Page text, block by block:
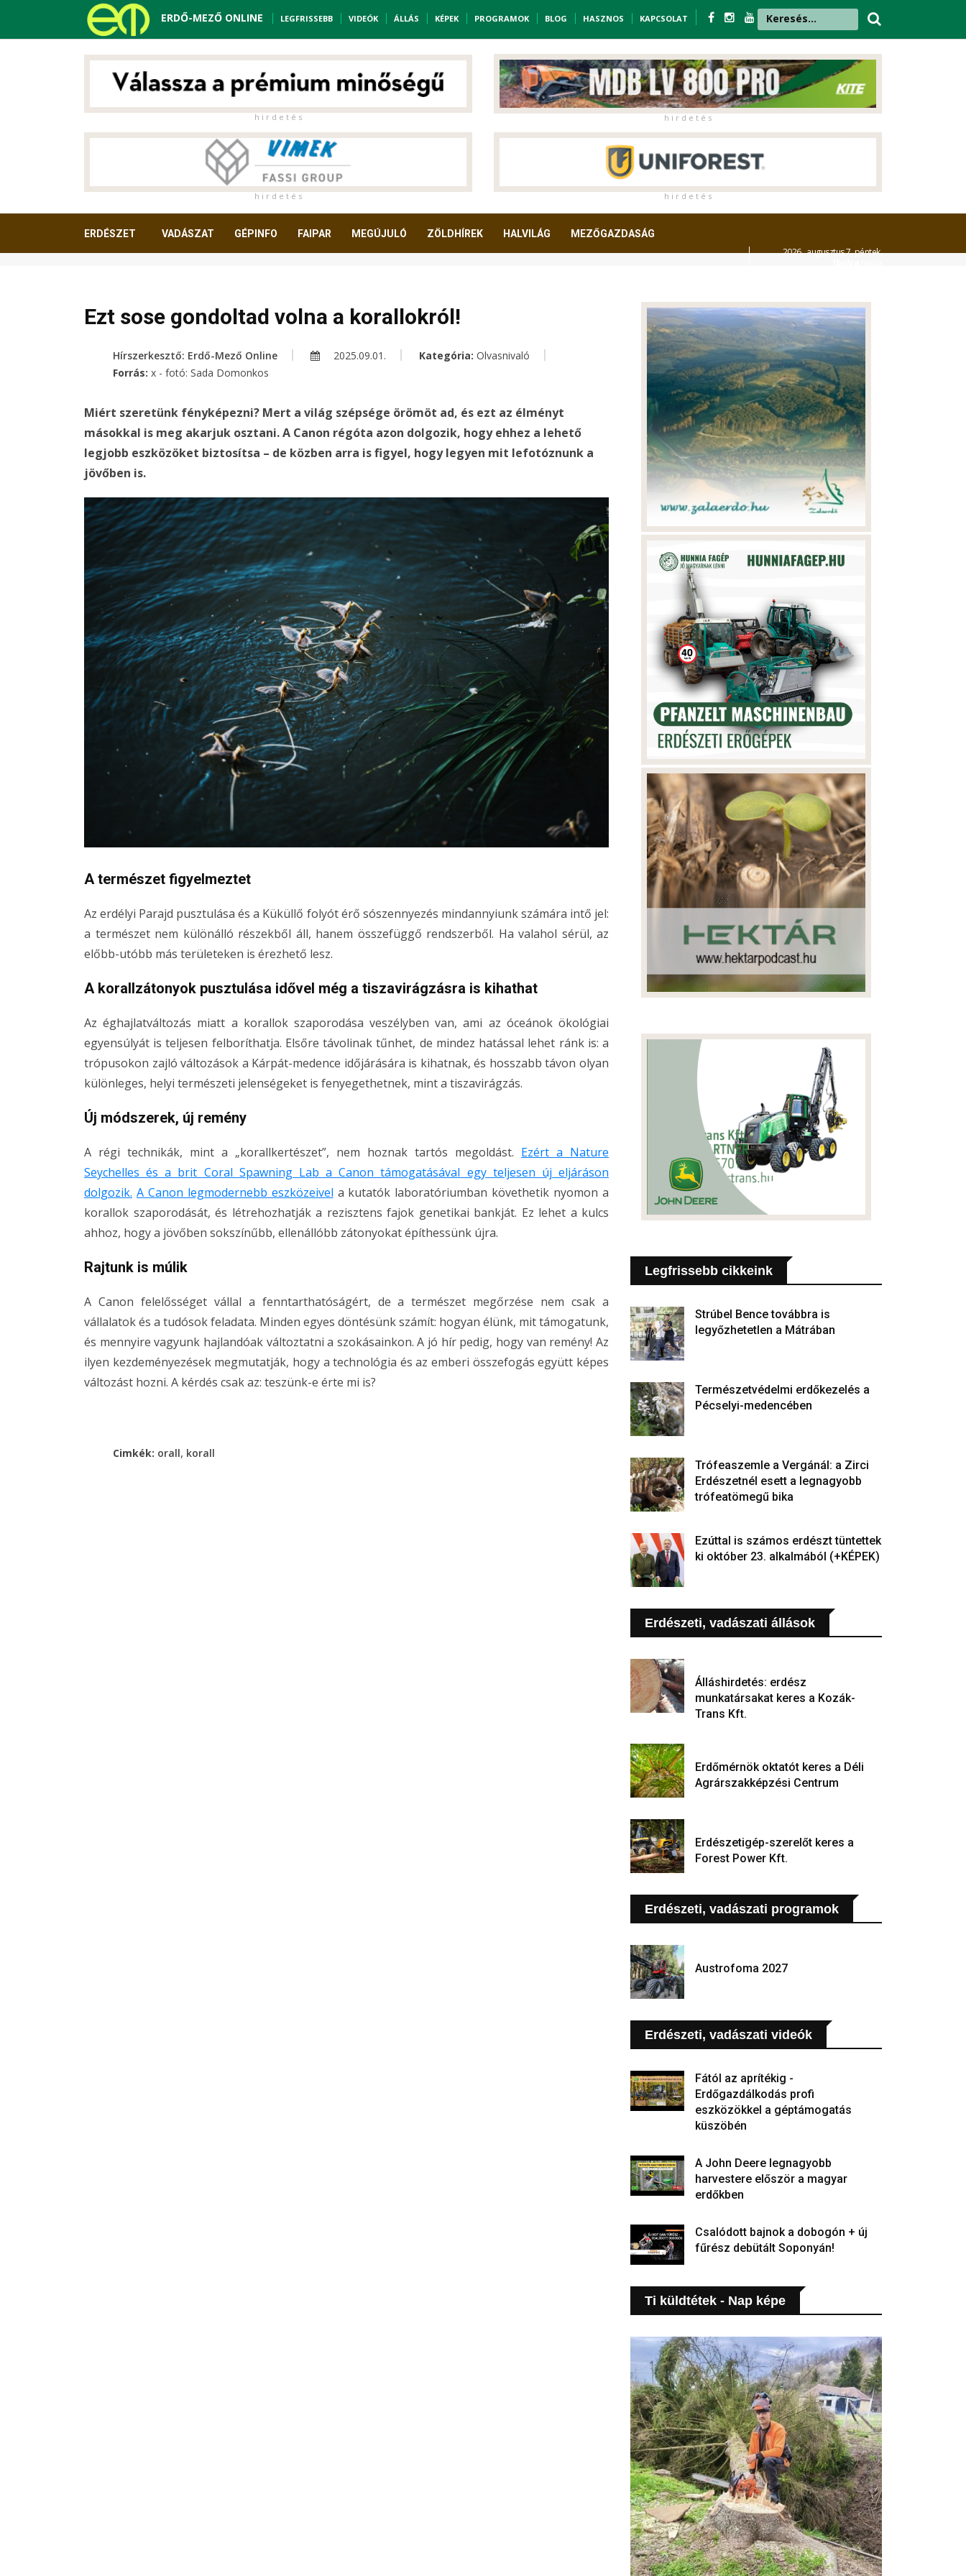
ERDŐ-MEZŐ ONLINE LEGFRISSEBB VIDEÓK ÁLLÁS KÉPEK PROGRAMOK BLOG HASZNOS KAPCSOLAT
h i r d e t é s h i r d e t é s
h i r d e t é s h i r d e t é s
ERDÉSZET VADÁSZAT GÉPINFO FAIPAR MEGÚJULÓ ZÖLDHÍREK HALVILÁG MEZŐGAZDASÁG
2026. augusztus 7. péntek,
Ezt sose gondoltad volna a korallokról!
Hírszerkesztő: Erdő-Mező Online 2025.09.01. Kategória: Olvasnivaló
Forrás: x - fotó: Sada Domonkos
Miért szeretünk fényképezni? Mert a világ szépsége örömöt ad, és ezt az élményt
másokkal is meg akarjuk osztani. A Canon régóta azon dolgozik, hogy ehhez a lehető
legjobb eszközöket biztosítsa – de közben arra is figyel, hogy legyen mit lefotóznunk a
jövőben is.
A természet figyelmeztet
Az erdélyi Parajd pusztulása és a Küküllő folyót érő sószennyezés mindannyiunk számára intő jel:
a természet nem különálló részekből áll, hanem összefüggő rendszerből. Ha valahol sérül, az
előbb-utóbb más területeken is érezhető lesz.
A korallzátonyok pusztulása idővel még a tiszavirágzásra is kihathat
Az éghajlatváltozás miatt a korallok szaporodása veszélyben van, ami az óceánok ökológiai
egyensúlyát is teljesen felboríthatja. Elsőre távolinak tűnhet, de mindez hatással lehet ránk is: a
trópusokon zajló változások a Kárpát-medence időjárására is kihatnak, és hosszabb távon olyan
különleges, helyi természeti jelenségeket is fenyegethetnek, mint a tiszavirágzás.
Új módszerek, új remény
A régi technikák, mint a „korallkertészet”, nem hoznak tartós megoldást. Ezért a Nature
Seychelles és a brit Coral Spawning Lab a Canon támogatásával egy teljesen új eljáráson
dolgozik. A Canon legmodernebb eszközeivel a kutatók laboratóriumban követhetik nyomon a
korallok szaporodását, és létrehozhatják a rezisztens fajok genetikai bankját. Ez lehet a kulcs
ahhoz, hogy a jövőben sokszínűbb, ellenállóbb zátonyokat építhessünk újra.
Rajtunk is múlik
A Canon felelősséget vállal a fenntarthatóságért, de a természet megőrzése nem csak a
vállalatok és a tudósok feladata. Minden egyes döntésünk számít: hogyan élünk, mit támogatunk,
és mennyire vagyunk hajlandóak változtatni a szokásainkon. A jó hír pedig, hogy van remény! Az
ilyen kezdeményezések megmutatják, hogy a technológia és az emberi összefogás együtt képes
változást hozni. A kérdés csak az: teszünk-e érte mi is?
Cimkék: orall, korall
Legfrissebb cikkeink
Strúbel Bence továbbra is
legyőzhetetlen a Mátrában
Természetvédelmi erdőkezelés a
Pécselyi-medencében
Trófeaszemle a Vergánál: a Zirci
Erdészetnél esett a legnagyobb
trófeatömegű bika
Ezúttal is számos erdészt tüntettek
ki október 23. alkalmából (+KÉPEK)
Erdészeti, vadászati állások
Álláshirdetés: erdész
munkatársakat keres a Kozák-
Trans Kft.
Erdőmérnök oktatót keres a Déli
Agrárszakképzési Centrum
Erdészetigép-szerelőt keres a
Forest Power Kft.
Erdészeti, vadászati programok
Austrofoma 2027
Erdészeti, vadászati videók
Fától az aprítékig -
Erdőgazdálkodás profi
eszközökkel a géptámogatás
küszöbén
A John Deere legnagyobb
harvestere először a magyar
erdőkben
Csalódott bajnok a dobogón + új
fűrész debütált Soponyán!
Ti küldtétek - Nap képe